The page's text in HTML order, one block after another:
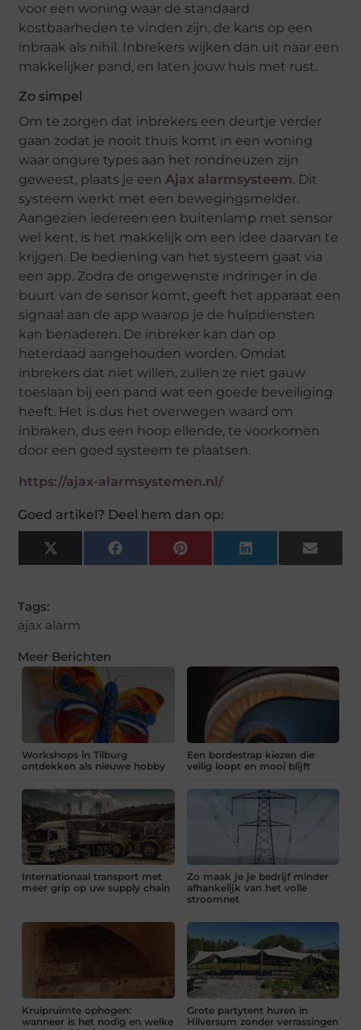
voor een woning waar de standaard
kostbaarheden te vinden zijn, de kans op een
inbraak als nihil. Inbrekers wijken dan uit naar een
makkelijker pand, en laten jouw huis met rust.
Zo simpel
Om te zorgen dat inbrekers een deurtje verder
gaan zodat je nooit thuis komt in een woning
waar ongure types aan het rondneuzen zijn
geweest, plaats je eenAjax alarmsysteem. Dit
systeem werkt met een bewegingsmelder.
Aangezien iedereen een buitenlamp met sensor
wel kent, is het makkelijk om een idee daarvan te
krijgen. De bediening van het systeem gaat via
een app. Zodra de ongewenste indringer in de
buurt van de sensor komt, geeft het apparaat een
signaal aan de app waarop je de hulpdiensten
kan benaderen. De inbreker kan dan op
heterdaad aangehouden worden. Omdat
inbrekers dat niet willen, zullen ze niet gauw
toeslaan bij een pand wat een goede beveiliging
heeft. Het is dus het overwegen waard om
inbraken, dus een hoop ellende, te voorkomen
door een goed systeem te plaatsen.
https://ajax-alarmsystemen.nl/
Goed artikel? Deel hem dan op:
X
(Twitter)
FacebookPinterest LinkedIn Email
Tags:
ajax alarm
Meer Berichten
Workshops in Tilburg
ontdekken als nieuwe hobby
Een bordestrap kiezen die
veilig loopt en mooi blijft
Internationaal transport met
meer grip op uw supply chain
Zo maak je je bedrijf minder
afhankelijk van het volle
stroomnet
Kruipruimte ophogen:
wanneer is het nodig en welke
Grote partytent huren in
Hilversum zonder verrassingen